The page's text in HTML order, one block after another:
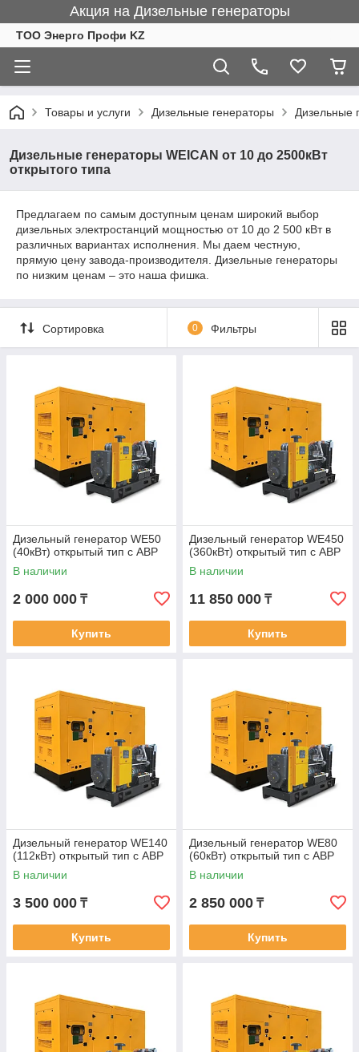
Акция на Дизельные генераторы
ТОО Энерго Профи KZ
Товары и услуги Дизельные генераторы Дизельные
Дизельные генераторы WEICAN от 10 до 2500кВт
открытого типа
Предлагаем по самым доступным ценам широкий выбор
дизельных электростанций мощностью от 10 до 2 500 кВт в
различных вариантах исполнения. Мы даем честную,
прямую цену завода-производителя. Дизельные генераторы
по низким ценам – это наша фишка.
Сортировка 0 Фильтры
Дизельный генератор WE50
(40кВт) открытый тип с АВР
В наличии
2 000 000 ₸
Купить
Дизельный генератор WE450
(360кВт) открытый тип с АВР
В наличии
11 850 000 ₸
Купить
Дизельный генератор WE140
(112кВт) открытый тип с АВР
В наличии
3 500 000 ₸
Купить
Дизельный генератор WE80
(60кВт) открытый тип с АВР
В наличии
2 850 000 ₸
Купить